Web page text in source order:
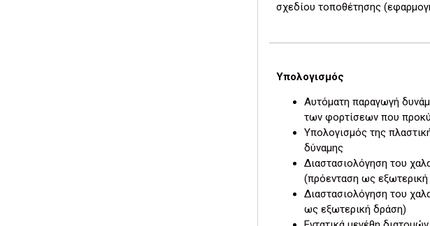
σχεδίου τοποθέτησης
Υπολογισμός
Αυτόματη παραγωγή
των φορτίσεων που
Υπολογισμός της
δύναμης
Διαστασιολόγηση του
(πρόενταση ως
Διαστασιολόγηση του
ως εξωτερική δράση)